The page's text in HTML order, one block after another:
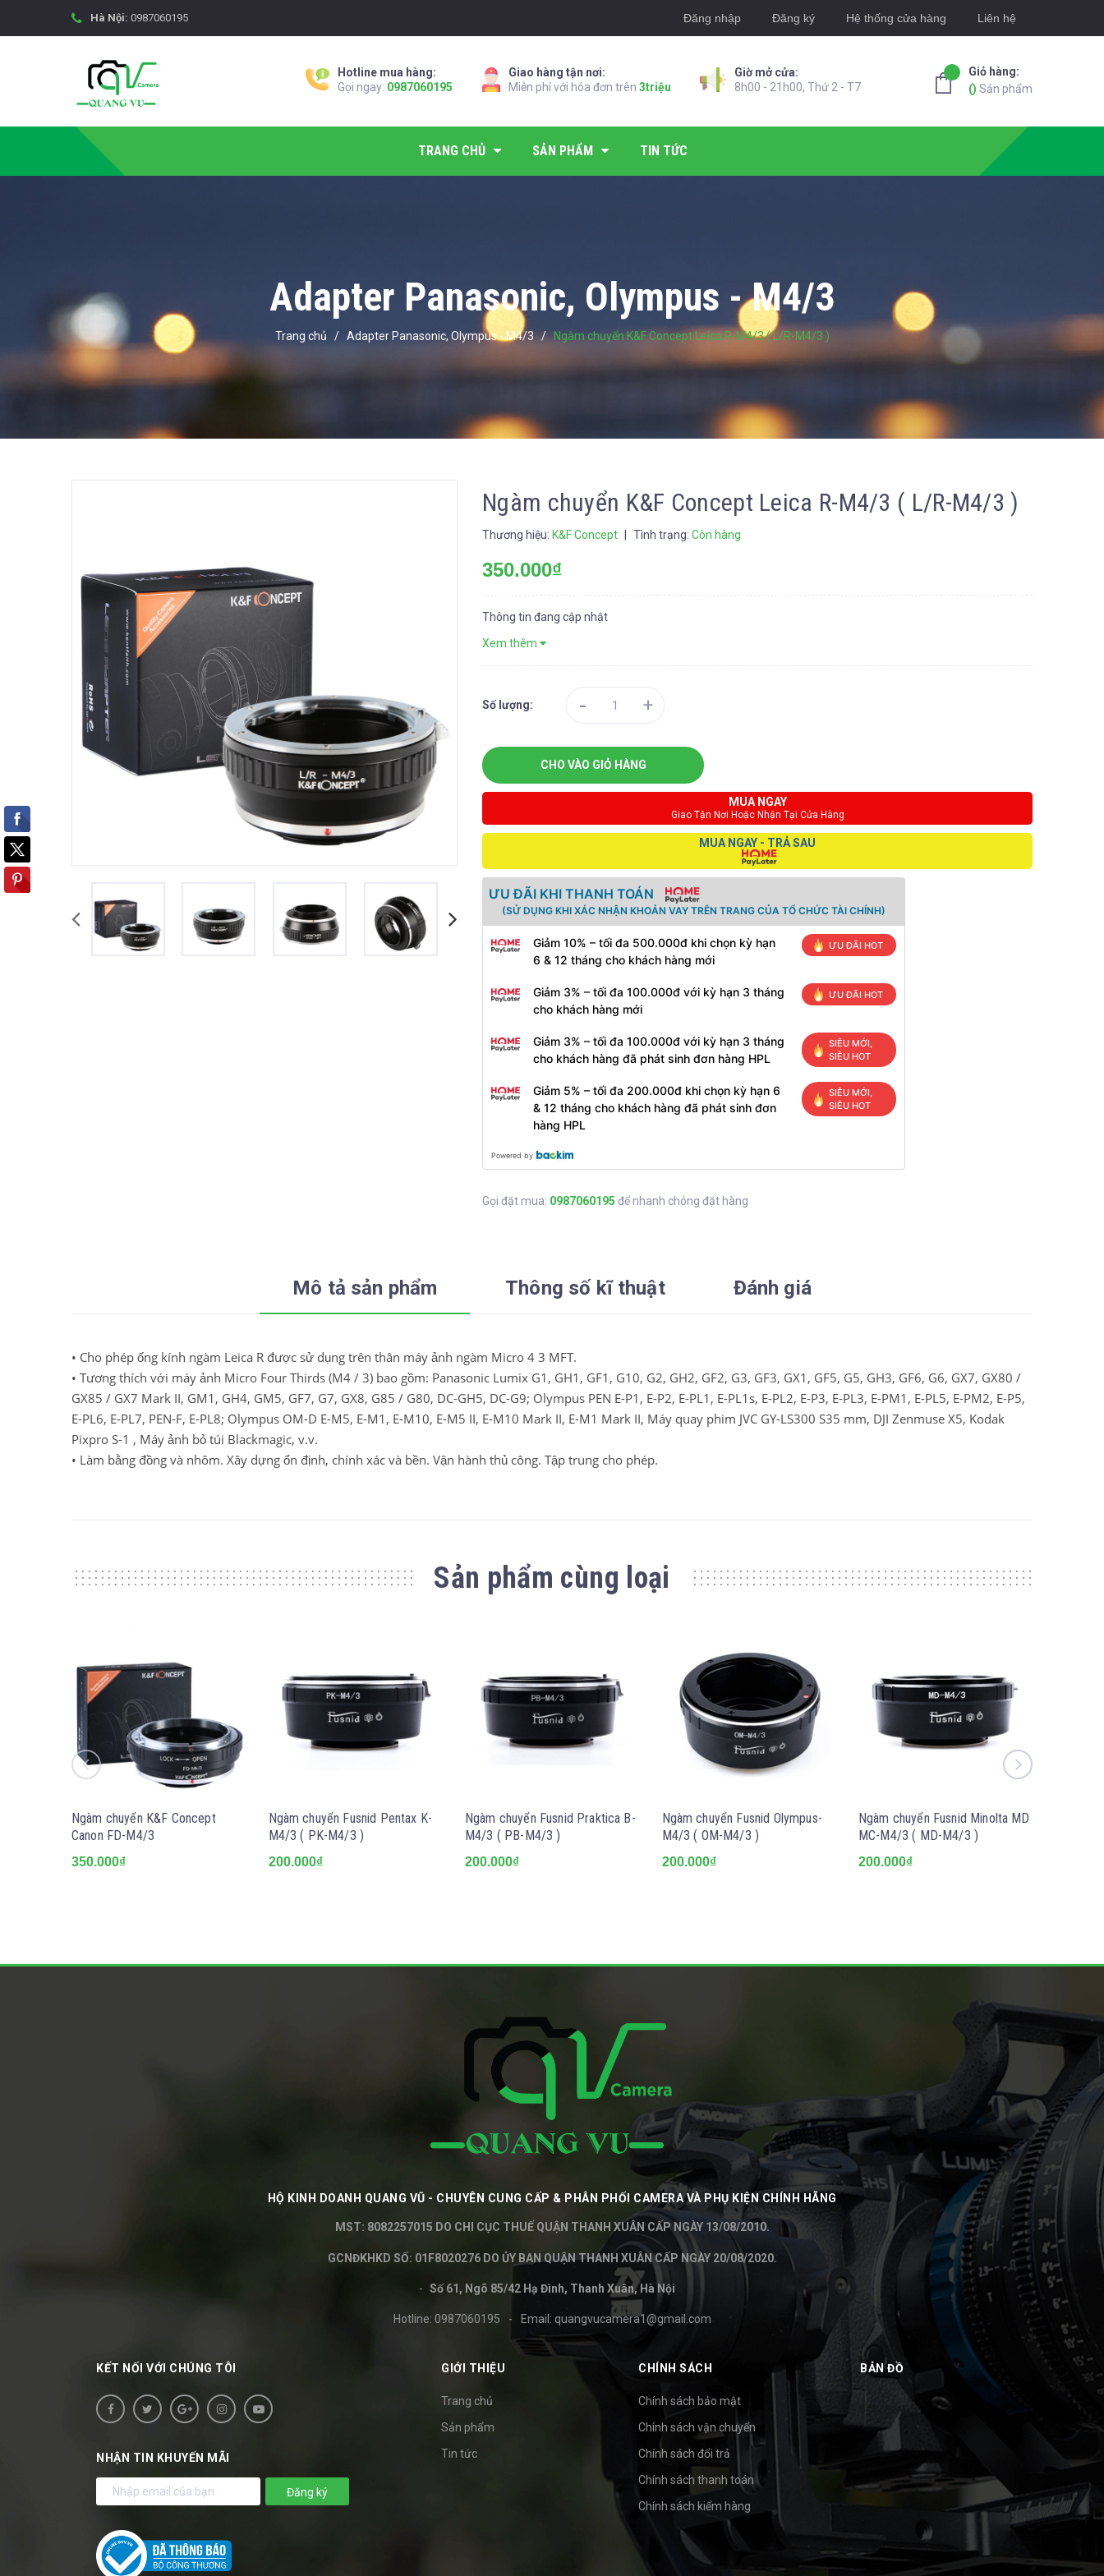
Hà Nội: 0987060195 Đăng nhập Đăng ký Hệ thống cửa hàng Liên hệ
Hotline mua hàng:
Gọi ngay: 0987060195
Giao hàng tận nơi:
Miễn phí với hóa đơn trên 3triệu
Giờ mở cửa:
8h00 - 21h00, Thứ 2 - T7
Giỏ hàng:
() Sản phẩm
TRANG CHỦ SẢN PHẨM TIN TỨC
Adapter Panasonic, Olympus - M4/3
Trang chủ / Adapter Panasonic, Olympus - M4/3 / Ngàm chuyển K&F Concept Leica R-M4/3 ( L/R-M4/3 )
Ngàm chuyển K&F Concept Leica R-M4/3 ( L/R-M4/3 )
Thương hiệu: K&F Concept Tình trạng: Còn hàng
350.000₫
Thông tin đang cập nhật
Xem thêm
Số lượng: - +
CHO VÀO GIỎ HÀNG
MUA NGAY
Giao Tận Nơi Hoặc Nhận Tại Cửa Hàng
MUA NGAY - TRẢ SAU
ƯU ĐÃI KHI THANH TOÁN
(SỬ DỤNG KHI XÁC NHẬN KHOẢN VAY TRÊN TRANG CỦA TỔ CHỨC TÀI CHÍNH)
Giảm 10% – tối đa 500.000đ khi chọn kỳ hạn
6 & 12 tháng cho khách hàng mới
ƯU ĐÃI HOT
Giảm 3% – tối đa 100.000đ với kỳ hạn 3 tháng
cho khách hàng mới
ƯU ĐÃI HOT
Giảm 3% – tối đa 100.000đ với kỳ hạn 3 tháng
cho khách hàng đã phát sinh đơn hàng HPL
SIÊU MỚI,
SIÊU HOT
Giảm 5% – tối đa 200.000đ khi chọn kỳ hạn 6
& 12 tháng cho khách hàng đã phát sinh đơn
hàng HPL
SIÊU MỚI,
SIÊU HOT
Powered by
Gọi đặt mua: 0987060195 để nhanh chóng đặt hàng
Mô tả sản phẩm Thông số kĩ thuật Đánh giá
• Cho phép ống kính ngàm Leica R được sử dụng trên thân máy ảnh ngàm Micro 4 3 MFT.
• Tương thích với máy ảnh Micro Four Thirds (M4 / 3) bao gồm: Panasonic Lumix G1, GH1, GF1, G10, G2, GH2, GF2, G3, GF3, GX1, GF5, G5, GH3, GF6, G6, GX7, GX80 /
GX85 / GX7 Mark II, GM1, GH4, GM5, GF7, G7, GX8, G85 / G80, DC-GH5, DC-G9; Olympus PEN E-P1, E-P2, E-PL1, E-PL1s, E-PL2, E-P3, E-PL3, E-PM1, E-PL5, E-PM2, E-P5,
E-PL6, E-PL7, PEN-F, E-PL8; Olympus OM-D E-M5, E-M1, E-M10, E-M5 II, E-M10 Mark II, E-M1 Mark II, Máy quay phim JVC GY-LS300 S35 mm, DJI Zenmuse X5, Kodak
Pixpro S-1 , Máy ảnh bỏ túi Blackmagic, v.v.
• Làm bằng đồng và nhôm. Xây dựng ổn định, chính xác và bền. Vận hành thủ công. Tập trung cho phép.
Sản phẩm cùng loại
Ngàm chuyển K&F Concept
Canon FD-M4/3
350.000₫
Ngàm chuyển Fusnid Pentax K-
M4/3 ( PK-M4/3 )
200.000₫
Ngàm chuyển Fusnid Praktica B-
M4/3 ( PB-M4/3 )
200.000₫
Ngàm chuyển Fusnid Olympus-
M4/3 ( OM-M4/3 )
200.000₫
Ngàm chuyển Fusnid Minolta MD
MC-M4/3 ( MD-M4/3 )
200.000₫
HỘ KINH DOANH QUANG VŨ - CHUYÊN CUNG CẤP & PHÂN PHỐI CAMERA VÀ PHỤ KIỆN CHÍNH HÃNG
MST: 8082257015 DO CHI CỤC THUẾ QUẬN THANH XUÂN CẤP NGÀY 13/08/2010.
GCNĐKHKD SỐ: 01F8020276 DO ỦY BAN QUẬN THANH XUÂN CẤP NGÀY 20/08/2020.
Số 61, Ngõ 85/42 Hạ Đình, Thanh Xuân, Hà Nội
Hotline: 0987060195 - Email: quangvucamera1@gmail.com
KẾT NỐI VỚI CHÚNG TÔI
NHẬN TIN KHUYẾN MÃI
Đăng ký
GIỚI THIỆU
Trang chủ
Sản phẩm
Tin tức
CHÍNH SÁCH
Chính sách bảo mật
Chính sách vận chuyển
Chính sách đổi trả
Chính sách thanh toán
Chính sách kiểm hàng
BẢN ĐỒ